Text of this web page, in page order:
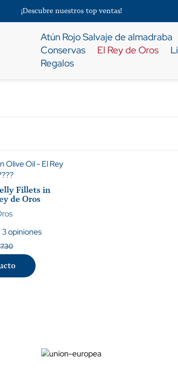
¡Descubre nuestros top ventas!
Atún Rojo Salvaje de almadraba
Conservas
El Rey de Oros
Regalos
Fillets in
de Oros
3 opiniones